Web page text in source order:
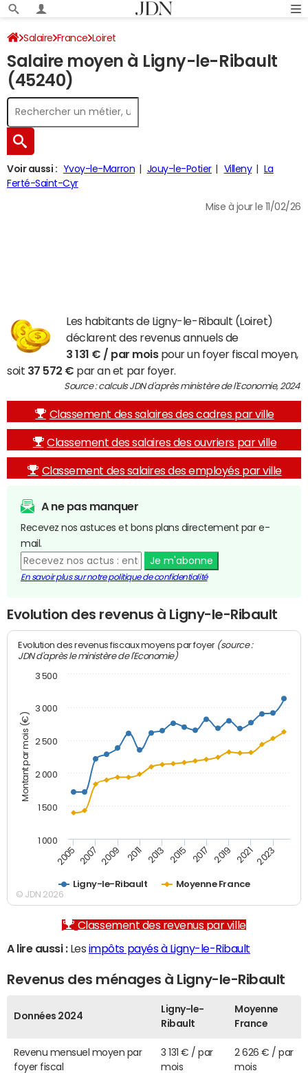
Salaire France Loiret
Salaire moyen à Ligny-le-Ribault
(45240)
Voir aussi : Yvoy-le-Marron Jouy-le-Potier Villeny
La
Ferté-Saint-Cyr
Mise à jour le 11/02/26
Les habitants de Ligny-le-Ribault (Loiret)
déclarent des revenus annuels de
3 131 € / par moispour un foyer fiscal moyen,
soit 37 572 € par an et par foyer.
Source : calculs JDN d'après ministère de l'Economie, 2024
Classement des salaires des cadres par ville
Classement des salaires des ouvriers par ville
Classement des salaires des employés par ville
A ne pas manquer
Recevez nos astuces et bons plans directement par e-
mail.
Je m'abonne
En savoir plus sur notre politique de confidentialité
Evolution des revenus à Ligny-le-Ribault
Montant par mois (€)
Evolution des revenus fiscaux moyens par foyer (source :
JDN d'après le ministère de l'Economie)
Ligny-le-Ribault Moyenne France
2005 2007 2009 2011 2013 2015 2017 2019 2021 2023
1 000
1 500
2 000
2 500
3 000
3 500
© JDN 2026
Classement des revenus par ville
A lire aussi :Les impôts payés à Ligny-le-Ribault
Revenus des ménages à Ligny-le-Ribault
Données 2024
Ligny-le-
Ribault
Moyenne
France
Revenu mensuel moyen par
foyer fiscal
3 131 € / par
mois
2 626 € / par
mois